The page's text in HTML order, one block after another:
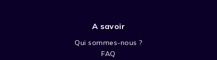
A savoir
Qui sommes-nous ?
FAQ